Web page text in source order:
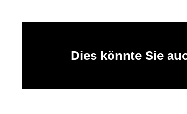
Dies könnte Sie